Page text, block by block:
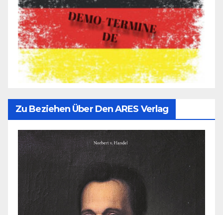
Zu Beziehen Über Den ARES Verlag